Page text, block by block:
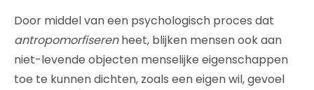
Door middel van een psychologisch proces dat
antropomorfiserenheet, blijken mensen ook aan
niet-levende objecten menselijke eigenschappen
toe te kunnen dichten, zoals een eigen wil, gevoel